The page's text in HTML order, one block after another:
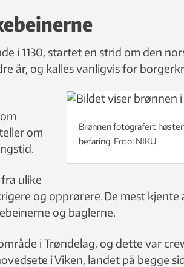
i 1130, startet en strid om den
år, og kalles vanligvis for
Brønnen fotografert
befaring. Foto: NIKU
om
ulike
og opprørere. De mest kjente
og baglerne.
i Trøndelag, og dette var
i Viken, landet på begge